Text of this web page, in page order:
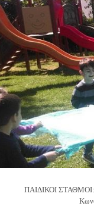
ΠΑΙΔΙΚΟΙ ΣΤΑΘΜΟΙ: